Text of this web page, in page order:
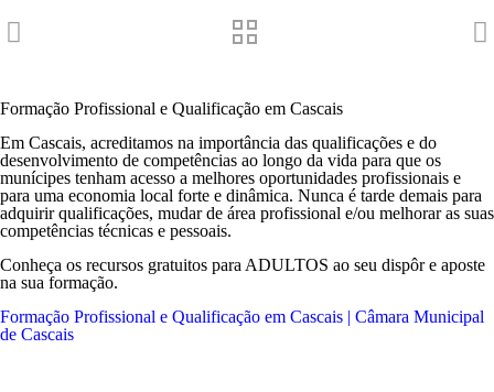
Formação Profissional e Qualificação em Cascais
Em Cascais, acreditamos na importância das qualificações e do
desenvolvimento de competências ao longo da vida para que os
munícipes tenham acesso a melhores oportunidades profissionais e
para uma economia local forte e dinâmica. Nunca é tarde demais para
adquirir qualificações, mudar de área profissional e/ou melhorar as suas
competências técnicas e pessoais.
Conheça os recursos gratuitos para ADULTOS ao seu dispôr e aposte
na sua formação.
Formação Profissional e Qualificação em Cascais | Câmara Municipal
de Cascais